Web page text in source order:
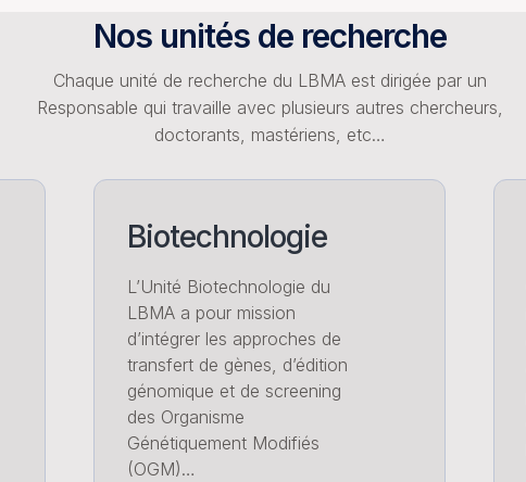
Nos unités de recherche
Chaque unité de recherche du LBMA est dirigée par un
Responsable qui travaille avec plusieurs autres chercheurs,
doctorants, mastériens, etc…
Biotechnologie
L’Unité Biotechnologie du
LBMA a pour mission
d’intégrer les approches de
transfert de gènes, d’édition
génomique et de screening
des Organisme
Génétiquement Modifiés
(OGM)…